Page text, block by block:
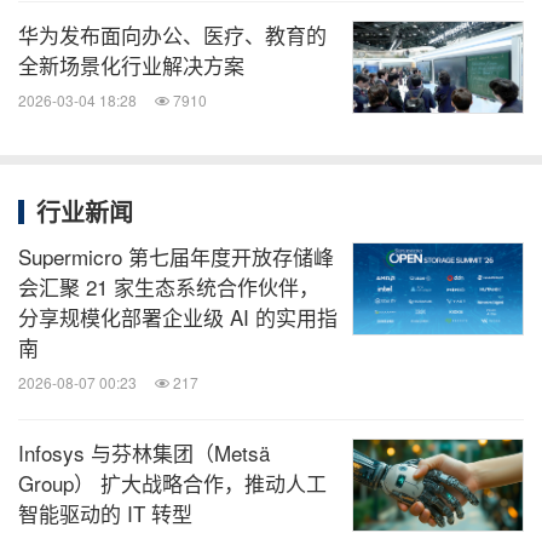
华为发布面向办公、医疗、教育的
全新场景化行业解决方案
2026-03-04 18:28 7910
行业新闻
Supermicro 第七届年度开放存储峰
会汇聚 21 家生态系统合作伙伴，
分享规模化部署企业级 AI 的实用指
南
2026-08-07 00:23 217
Infosys 与芬林集团（Metsä
Group） 扩大战略合作，推动人工
智能驱动的 IT 转型